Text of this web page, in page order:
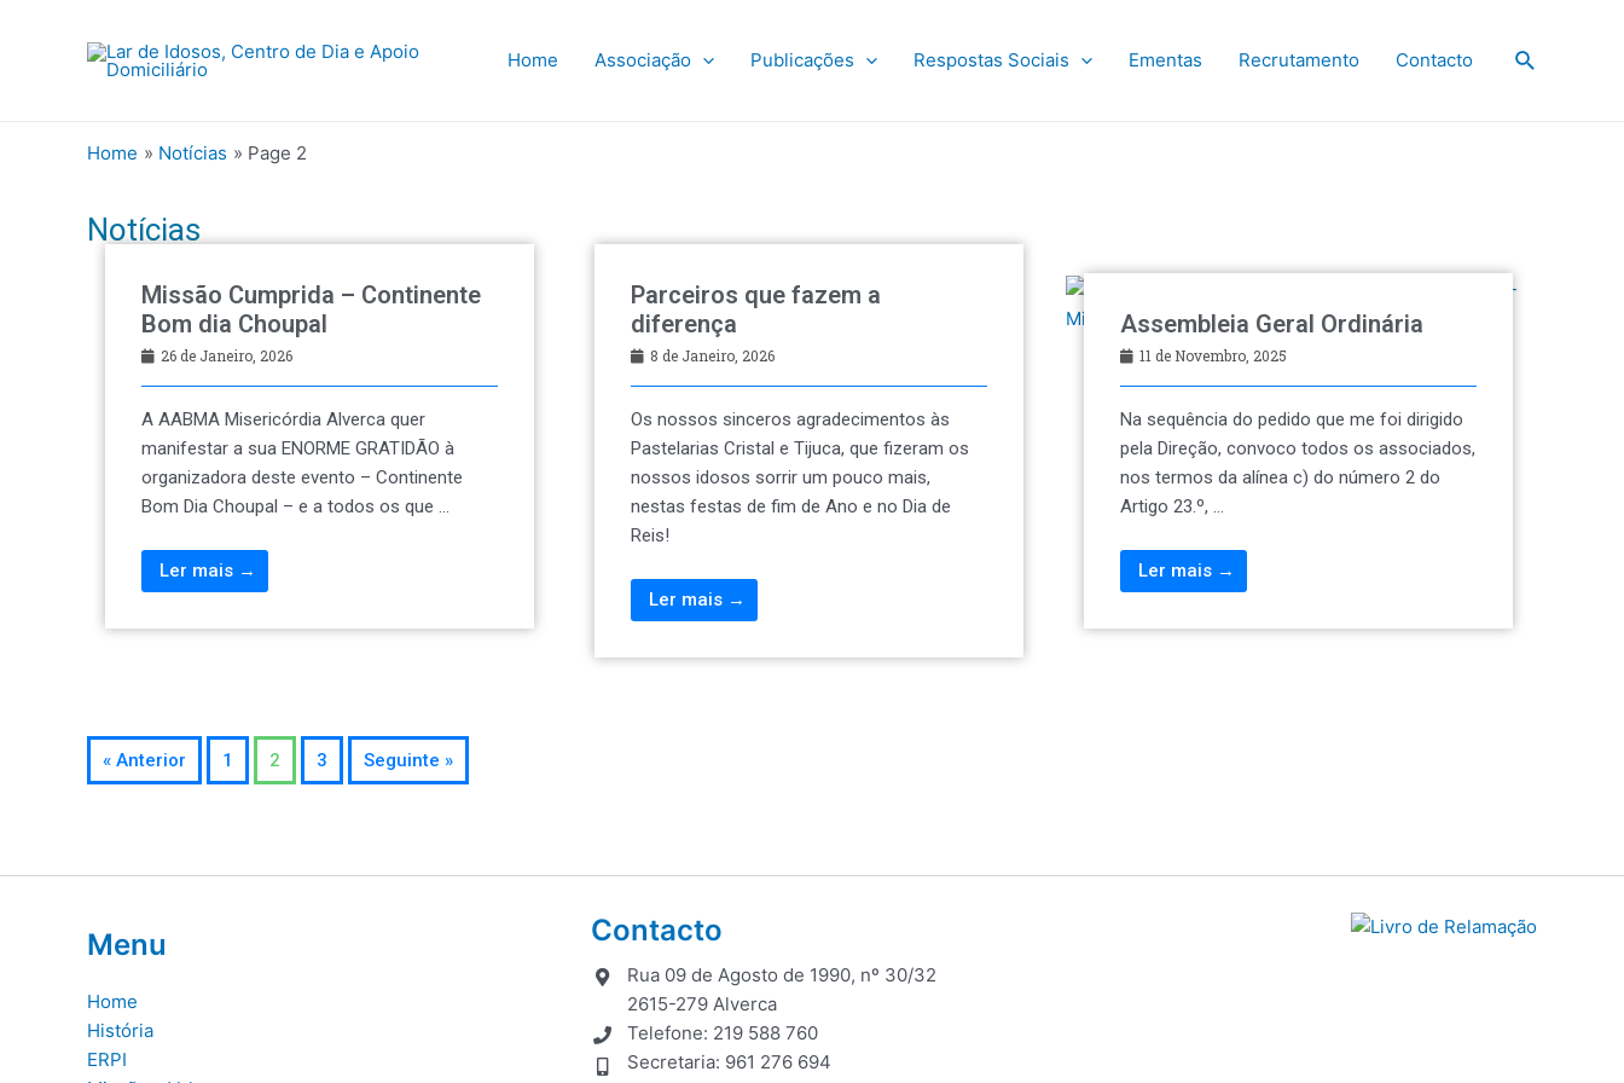
Home Associação Publicações Respostas Sociais Ementas Recrutamento Contacto
Home Notícias Page 2
Notícias
Missão Cumprida – Continente
Bom dia Choupal
26 de Janeiro, 2026
A AABMA Misericórdia Alverca quer
manifestar a sua ENORME GRATIDÃO à
organizadora deste evento – Continente
Bom Dia Choupal – e a todos os que …
Ler mais →
Parceiros que fazem a
diferença
8 de Janeiro, 2026
Os nossos sinceros agradecimentos às
Pastelarias Cristal e Tijuca, que fizeram os
nossos idosos sorrir um pouco mais,
nestas festas de fim de Ano e no Dia de
Reis!
Ler mais →
Assembleia Geral Ordinária
11 de Novembro, 2025
Na sequência do pedido que me foi dirigido
pela Direção, convoco todos os associados,
nos termos da alínea c) do número 2 do
Artigo 23.º, …
Ler mais →
« Anterior 1 2 3 Seguinte »
Menu
Home
História
ERPI
Contacto
Rua 09 de Agosto de 1990, nº 30/32
2615-279 Alverca
Telefone: 219 588 760
Secretaria: 961 276 694